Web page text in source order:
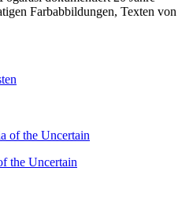
Farbabbildungen, Texten von
the Uncertain